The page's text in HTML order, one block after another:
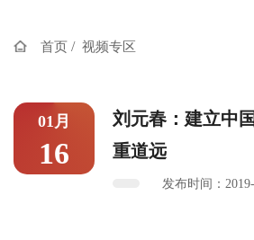
首页 / 视频专区
01月
16
刘元春：建立中
重道远
发布时间：